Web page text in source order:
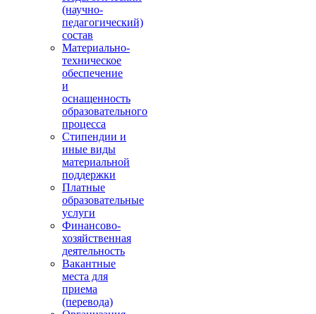
(научно-
педагогический)
состав
Материально-
техническое
обеспечение
и
оснащенность
образовательного
процесса
Стипендии и
иные виды
материальной
поддержки
Платные
образовательные
услуги
Финансово-
хозяйственная
деятельность
Вакантные
места для
приема
(перевода)